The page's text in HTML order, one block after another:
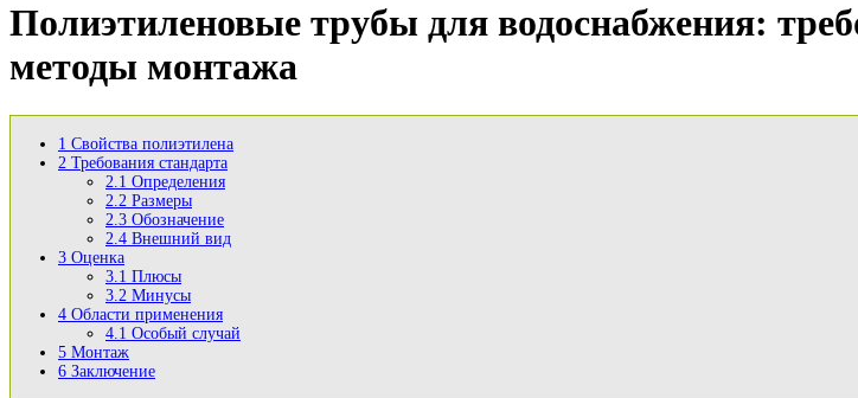
Полиэтиленовые трубы для водоснабжения:
методы монтажа
1 Свойства полиэтилена
2 Требования стандарта
2.1 Определения
2.2 Размеры
2.3 Обозначение
2.4 Внешний вид
3 Оценка
3.1 Плюсы
3.2 Минусы
4 Области применения
4.1 Особый случай
5 Монтаж
6 Заключение